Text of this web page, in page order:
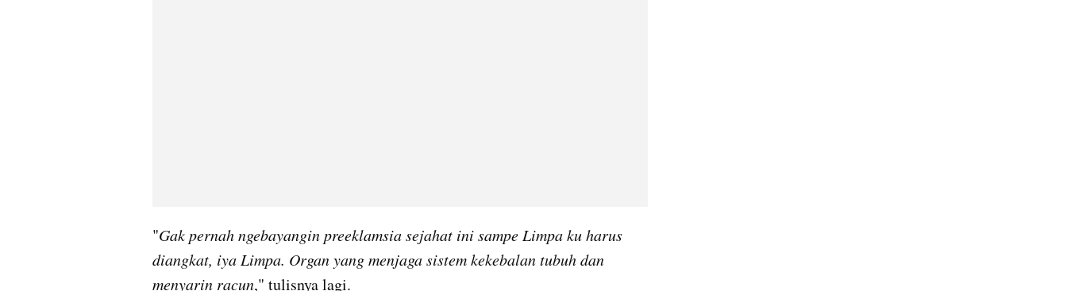
"Gak pernah ngebayangin preeklamsia sejahat ini sampe Limpa ku harus
diangkat, iya Limpa. Organ yang menjaga sistem kekebalan tubuh dan
menyarin racun," tulisnya lagi.